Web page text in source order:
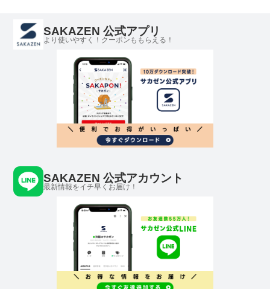
SAKAZEN 公式アプリ
より使いやすく！クーポンももらえる！
SAKAZEN 公式アカウント
最新情報をイチ早くお届け！